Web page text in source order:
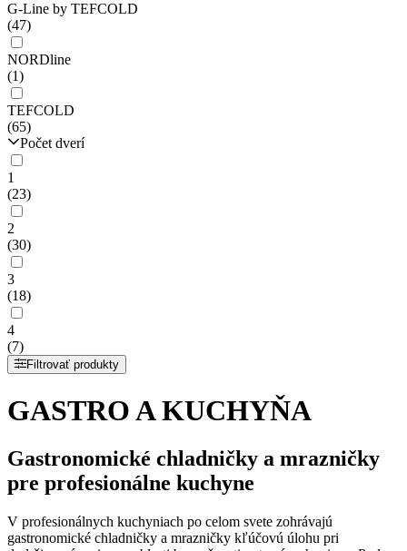
G-Line by TEFCOLD
(47)
NORDline
(1)
TEFCOLD
(65)
Počet dverí
1
(23)
2
(30)
3
(18)
4
(7)
Filtrovať produkty
GASTRO A KUCHYŇA
Gastronomické chladničky a mrazničky
pre profesionálne kuchyne
V profesionálnych kuchyniach po celom svete zohrávajú
gastronomické chladničky a mrazničky kľúčovú úlohu pri